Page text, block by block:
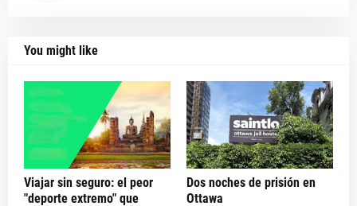
You might like
Viajar sin seguro: el peor
"deporte extremo" que
Dos noches de prisión en
Ottawa